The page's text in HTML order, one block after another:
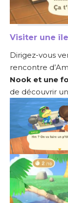
Visiter une
Dirigez-vous
rencontre
Nook et une
de découvrir